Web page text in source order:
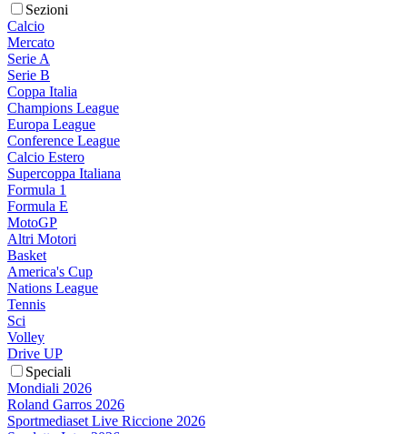
Sezioni
Calcio
Mercato
Serie A
Serie B
Coppa Italia
Champions League
Europa League
Conference League
Calcio Estero
Supercoppa Italiana
Formula 1
Formula E
MotoGP
Altri Motori
Basket
America's Cup
Nations League
Tennis
Sci
Volley
Drive UP
Speciali
Mondiali 2026
Roland Garros 2026
Sportmediaset Live Riccione 2026